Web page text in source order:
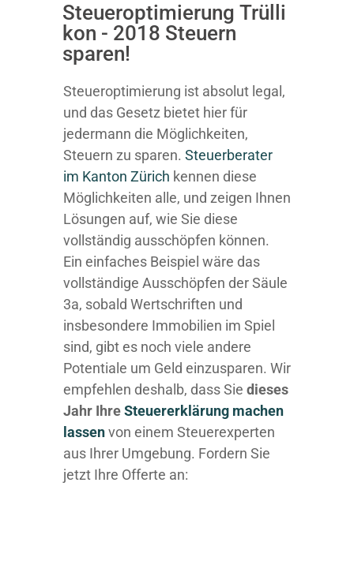
Steueroptimierung Trülli
kon - 2018 Steuern
sparen!
Steueroptimierung ist absolut legal,
und das Gesetz bietet hier für
jedermann die Möglichkeiten,
Steuern zu sparen. Steuerberater
im K anton Zürich kennen diese
Möglichkeiten alle, und zeigen Ihnen
Lösungen auf, wie Sie diese
vollständig ausschöpfen können.
Ein einfaches Beispiel wäre das
vollständige Ausschöpfen der Säule
3a, sobald Wertschriften und
insbesondere Immobilien im Spiel
sind, gibt es noch viele andere
Potentiale um Geld einzusparen. Wir
empfehlen deshalb, dass Sie dieses
Jahr IhreSteuererklärung machen
lassenvon einem Steuerexperten
aus Ihrer Umgebung. Fordern Sie
jetzt Ihre Offerte an: